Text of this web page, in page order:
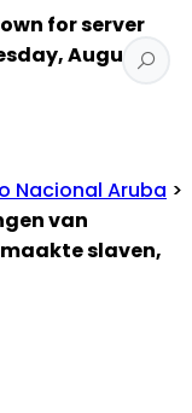
for server
August 4
Nacional Aruba >
van
slaven,